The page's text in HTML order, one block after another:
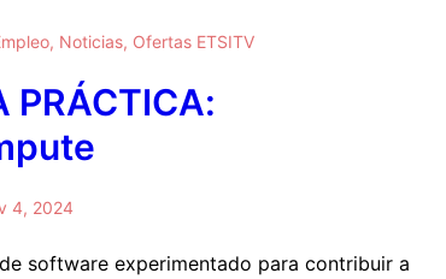
, Noticias, Ofertas ETSITV
PRÁCTICA:
4, 2024
software experimentado para contribuir a